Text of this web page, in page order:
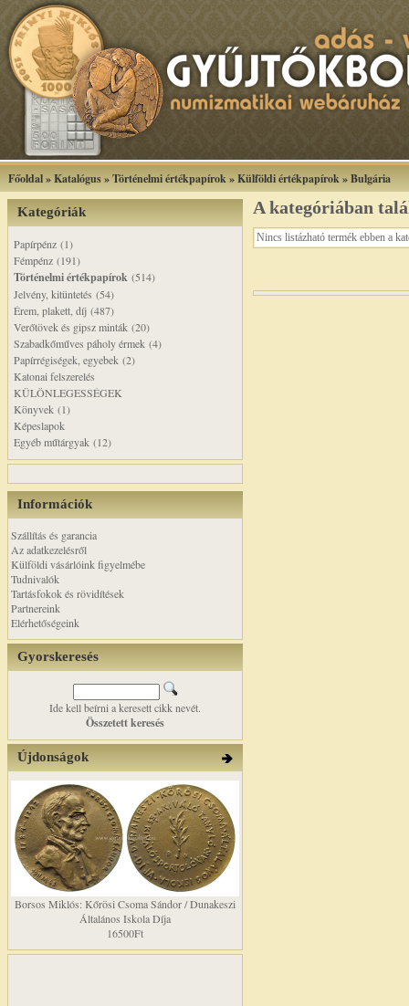
Főoldal»Katalógus»Történelmi értékpapírok»Külföldi értékpapírok»Bulgária
Kategóriák
Papírpénz (1)
Fémpénz (191)
Történelmi értékpapírok (514)
Jelvény, kitüntetés (54)
Érem, plakett, díj (487)
Verőtövek és gipsz minták (20)
Szabadkőműves páholy érmek (4)
Papírrégiségek, egyebek (2)
Katonai felszerelés
KÜLÖNLEGESSÉGEK
Könyvek (1)
Képeslapok
Egyéb műtárgyak (12)
Információk
Szállítás és garancia
Az adatkezelésről
Külföldi vásárlóink figyelmébe
Tudnivalók
Tartásfokok és rövidítések
Partnereink
Elérhetőségeink
Gyorskeresés
Ide kell beírni a keresett cikk nevét.
Összetett keresés
Újdonságok
Borsos Miklós: Kőrösi Csoma Sándor / Dunakeszi
Általános Iskola Díja
16500Ft
A kategóriában
Nincs listázható termék ebben a